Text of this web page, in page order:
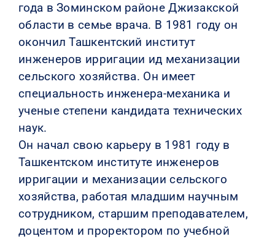
года в Зоминском районе Джизакской
области в семье врача. В 1981 году он
окончил Ташкентский институт
инженеров ирригации ид механизации
сельского хозяйства. Он имеет
специальность инженера-механика и
ученые степени кандидата технических
наук.
Он начал свою карьеру в 1981 году в
Ташкентском институте инженеров
ирригации и механизации сельского
хозяйства, работая младшим научным
сотрудником, старшим преподавателем,
доцентом и проректором по учебной